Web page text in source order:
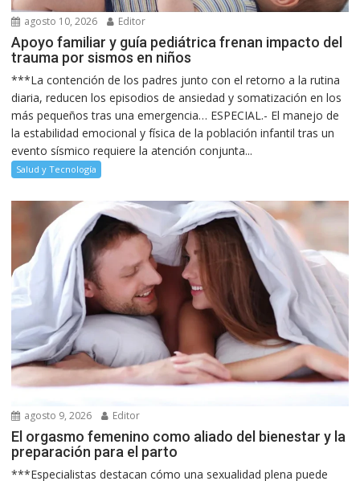
agosto 10, 2026 Editor
Apoyo familiar y guía pediátrica frenan impacto del
trauma por sismos en niños
***La contención de los padres junto con el retorno a la rutina
diaria, reducen los episodios de ansiedad y somatización en los
más pequeños tras una emergencia… ESPECIAL.- El manejo de
la estabilidad emocional y física de la población infantil tras un
evento sísmico requiere la atención conjunta...
Salud y Tecnología
agosto 9, 2026 Editor
El orgasmo femenino como aliado del bienestar y la
preparación para el parto
***Especialistas destacan cómo una sexualidad plena puede